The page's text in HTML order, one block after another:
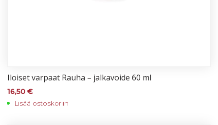
Iloi­set var­paat Rau­ha – jal­ka­voi­de 60 ml
16,50 €
Lisää ostoskoriin